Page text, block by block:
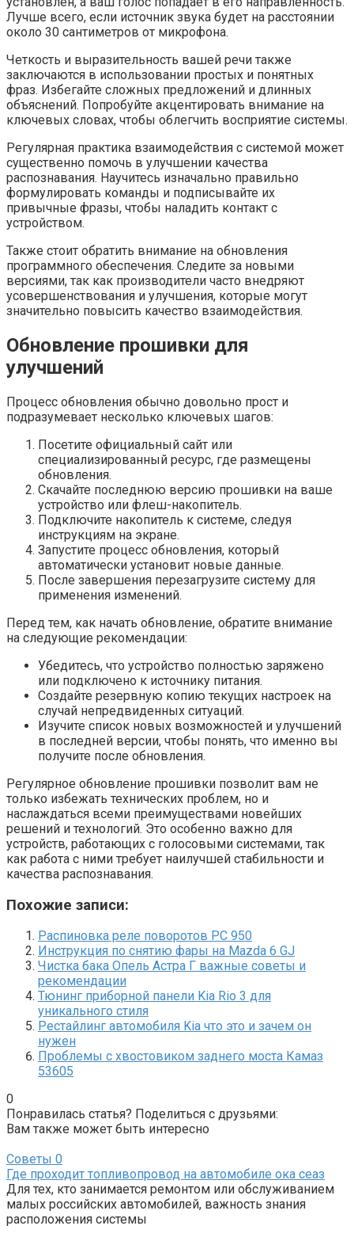
Лучше всего, если источник звука будет на расстоянии
около 30 сантиметров от микрофона.
Четкость и выразительность вашей речи также
заключаются в использовании простых и понятных
фраз. Избегайте сложных предложений и длинных
объяснений. Попробуйте акцентировать внимание на
ключевых словах, чтобы облегчить восприятие системы.
Регулярная практика взаимодействия с системой может
существенно помочь в улучшении качества
распознавания. Научитесь изначально правильно
формулировать команды и подписывайте их
привычные фразы, чтобы наладить контакт с
устройством.
Также стоит обратить внимание на обновления
программного обеспечения. Следите за новыми
версиями, так как производители часто внедряют
усовершенствования и улучшения, которые могут
значительно повысить качество взаимодействия.
Обновление прошивки для
улучшений
Процесс обновления обычно довольно прост и
подразумевает несколько ключевых шагов:
Посетите официальный сайт или
специализированный ресурс, где размещены
обновления.
Скачайте последнюю версию прошивки на ваше
устройство или флеш-накопитель.
Подключите накопитель к системе, следуя
инструкциям на экране.
Запустите процесс обновления, который
автоматически установит новые данные.
После завершения перезагрузите систему для
применения изменений.
Перед тем, как начать обновление, обратите внимание
на следующие рекомендации:
Убедитесь, что устройство полностью заряжено
или подключено к источнику питания.
Создайте резервную копию текущих настроек на
случай непредвиденных ситуаций.
Изучите список новых возможностей и улучшений
в последней версии, чтобы понять, что именно вы
получите после обновления.
Регулярное обновление прошивки позволит вам не
только избежать технических проблем, но и
наслаждаться всеми преимуществами новейших
решений и технологий. Это особенно важно для
устройств, работающих с голосовыми системами, так
как работа с ними требует наилучшей стабильности и
качества распознавания.
Похожие записи:
Распиновка реле поворотов РС 950
Инструкция по снятию фары на Mazda 6 GJ
Чистка бака Опель Астра Г важные советы и
рекомендации
Тюнинг приборной панели Kia Rio 3 для
уникального стиля
Рестайлинг автомобиля Kia что это и зачем он
нужен
Проблемы с хвостовиком заднего моста Камаз
53605
0
Понравилась статья? Поделиться с друзьями:
Вам также может быть интересно
Советы 0
Где проходит топливопровод на автомобиле ока сеаз
Для тех, кто занимается ремонтом или обслуживанием
малых российских автомобилей, важность знания
расположения системы